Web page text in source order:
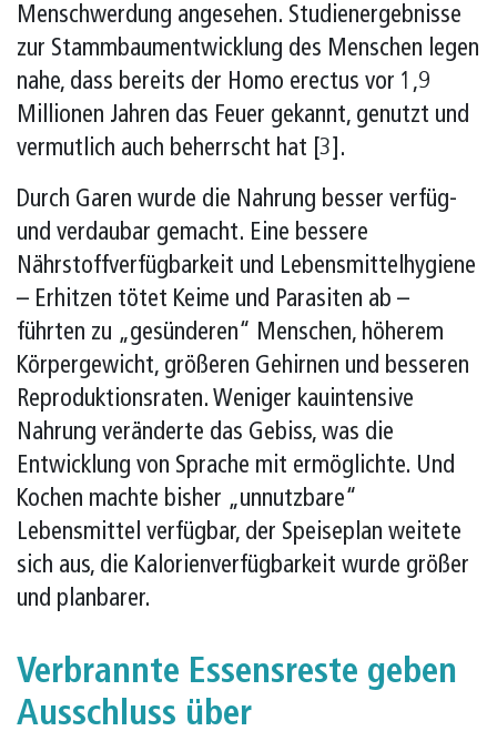
Menschwerdung angesehen. Studienergebnisse
zur Stammbaumentwicklung des Menschen legen
nahe, dass bereits der Homo erectus vor 1,9
Millionen Jahren das Feuer gekannt, genutzt und
vermutlich auch beherrscht hat [3].
Durch Garen wurde die Nahrung besser verfüg-
und verdaubar gemacht. Eine bessere
Nährstoffverfügbarkeit und Lebensmittelhygiene
– Erhitzen tötet Keime und Parasiten ab –
führten zu „gesünderen“ Menschen, höherem
Körpergewicht, größeren Gehirnen und besseren
Reproduktionsraten. Weniger kauintensive
Nahrung veränderte das Gebiss, was die
Entwicklung von Sprache mit ermöglichte. Und
Kochen machte bisher „unnutzbare“
Lebensmittel verfügbar, der Speiseplan weitete
sich aus, die Kalorienverfügbarkeit wurde größer
und planbarer.
Verbrannte Essensreste geben
Ausschluss über